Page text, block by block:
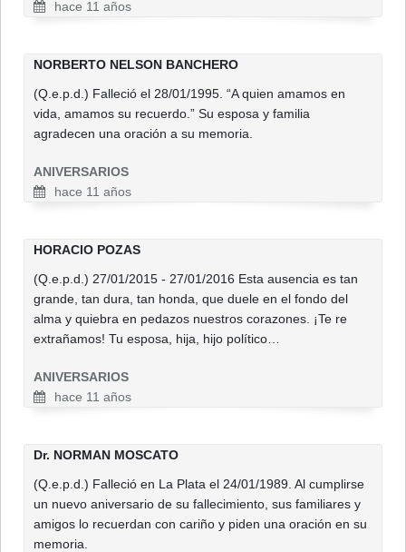
hace 11 años
NORBERTO NELSON BANCHERO
(Q.e.p.d.) Falleció el 28/01/1995. “A quien amamos en
vida, amamos su recuerdo.” Su esposa y familia
agradecen una oración a su memoria.
ANIVERSARIOS
hace 11 años
HORACIO POZAS
(Q.e.p.d.) 27/01/2015 - 27/01/2016 Esta ausencia es tan
grande, tan dura, tan honda, que duele en el fondo del
alma y quiebra en pedazos nuestros corazones. ¡Te re
extrañamos! Tu esposa, hija, hijo político…
ANIVERSARIOS
hace 11 años
Dr. NORMAN MOSCATO
(Q.e.p.d.) Falleció en La Plata el 24/01/1989. Al cumplirse
un nuevo aniversario de su fallecimiento, sus familiares y
amigos lo recuerdan con cariño y piden una oración en su
memoria.